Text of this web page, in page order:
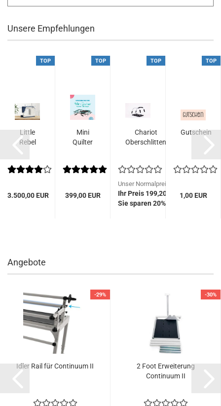
Unsere Empfehlungen
TOP
Little
Rebel
3.500,00 EUR
TOP
Mini
Quilter
399,00 EUR
TOP
Chariot
Oberschlitten
Unser Normalpreis 249,00 EUR
Ihr Preis 199,20 EUR
Sie sparen 20%
TOP
Gutschein
1,00 EUR
Angebote
-29%
Idler Rail für Continuum II
-30%
2 Foot Erweiterung
Continuum II